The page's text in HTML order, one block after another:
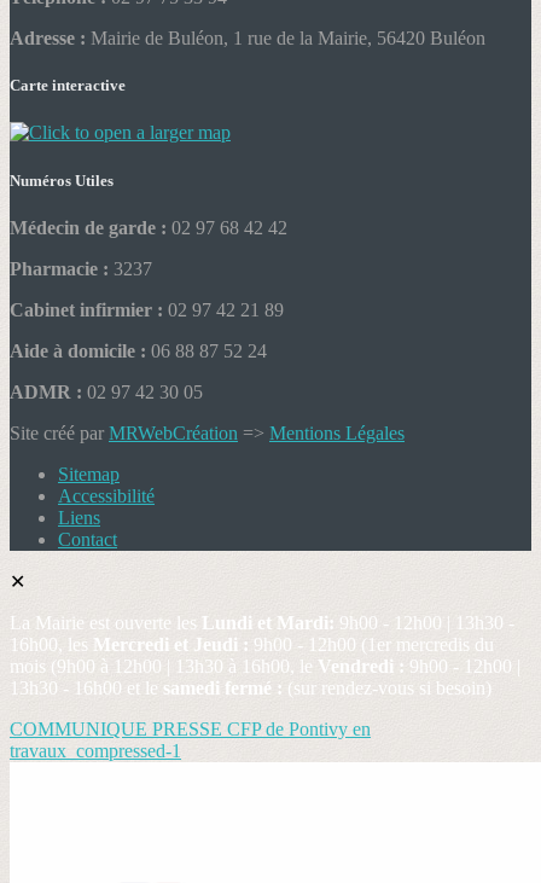
Adresse : Mairie de Buléon, 1 rue de la Mairie, 56420 Buléon
Carte interactive
Numéros Utiles
Médecin de garde : 02 97 68 42 42
Pharmacie : 3237
Cabinet infirmier : 02 97 42 21 89
Aide à domicile : 06 88 87 52 24
ADMR : 02 97 42 30 05
Site créé par MRWebCréation => Mentions Légales
Sitemap
Accessibilité
Liens
Contact
✕
La Mairie est ouverte les Lundi et Mardi: 9h00 - 12h00 | 13h30 -
16h00, les Mercredi et Jeudi : 9h00 - 12h00 (1er mercredis du
mois (9h00 à 12h00 | 13h30 à 16h00, le Vendredi : 9h00 - 12h00 |
13h30 - 16h00 et le samedi fermé : (sur rendez-vous si besoin)
COMMUNIQUE PRESSE CFP de Pontivy en
travaux_compressed-1